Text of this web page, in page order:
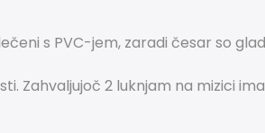
s PVC-jem, zaradi česar so
Zahvaljujoč 2 luknjam na mizici